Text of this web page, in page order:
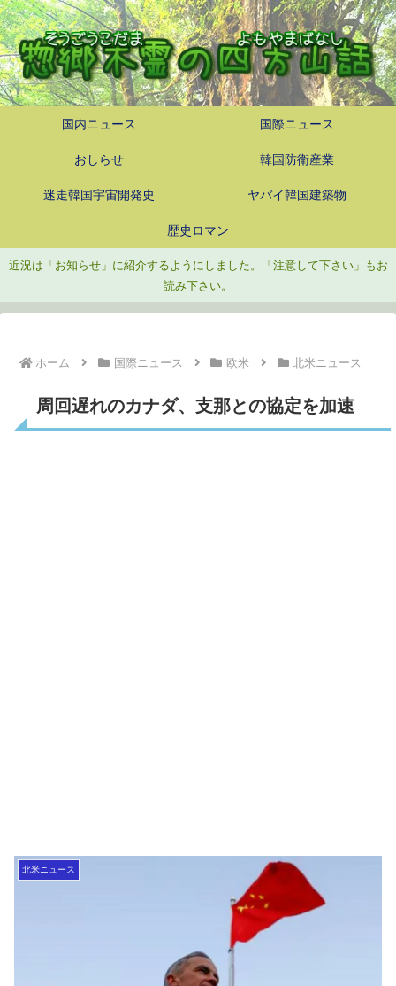
国内ニュース 国際ニュース
おしらせ 韓国防衛産業
迷走韓国宇宙開発史 ヤバイ韓国建築物
歴史ロマン
近況は「お知らせ」に紹介するようにしました。「注意して下さい」もお
読み下さい。
ホーム 国際ニュース 欧米 北米ニュース
周回遅れのカナダ、支那との協定を加速
北米ニュース